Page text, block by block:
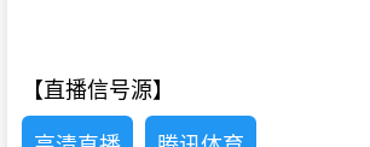
【直播信号源】